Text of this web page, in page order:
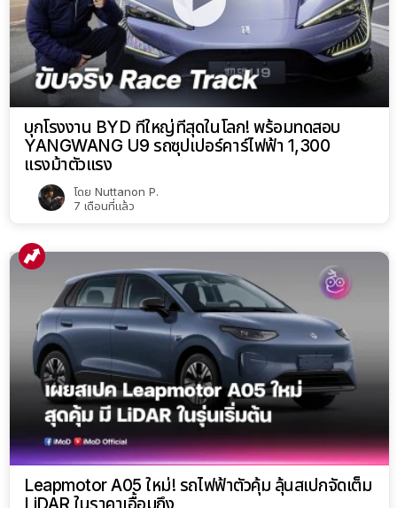
บุกโรงงาน BYD ที่ใหญ่ที่สุดในโลก! พร้อมทดสอบ
YANGWANG U9 รถซุปเปอร์คาร์ไฟฟ้า 1,300
แรงม้าตัวแรง
โดย Nuttanon P.
7 เดือนที่แล้ว
Leapmotor A05 ใหม่! รถไฟฟ้าตัวคุ้ม ลุ้นสเปกจัดเต็ม
LiDAR ในราคาเอื้อมถึง